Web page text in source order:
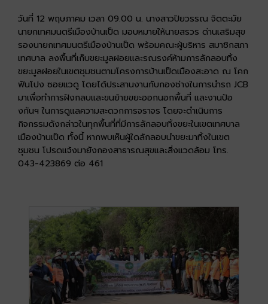
วันที่ 12 พฤษภาคม เวลา 09.00 น. นางสาวปิยวรรณ จิตตะมัย
นายกเทศมนตรีเมืองบ้านเป็ด มอบหมายให้นายสรวร ด่านเสริมสุข
รองนายกเทศมนตรีเมืองบ้านเป็ด พร้อมคณะผู้บริหาร สมาชิกสภา
เทศบาล ลงพื้นที่เก็บขยะมูลฝอยและรณรงค์ห้ามการลักลอบทิ้ง
ขยะมูลฝอยในเขตชุมชนตามโครงการบ้านเป็ดเมืองสะอาด ณ โคก
ฟันโปง ซอยแวดู โดยได้ประสานงานกับกองช่างในการนำรถ JCB
มาเพื่อทำการฝังกลบและขนย้ายขยะออกนอกพื้นที่ และงานป้อ
งกันฯ ในการดูแลความสะดวกการจราจร โดยจะดำเนินการ
กิจกรรมดังกล่าวในทุกพื้นที่ที่มีการลักลอบทิ้งขยะในเขตเทศบาล
เมืองบ้านเป็ด ทั้งนี้ หากพบเห็นผู้ใดลักลอบนำขยะมาทิ้งในเขต
ชุมชน โปรดแจ้งมายังกองสาธารณสุขและสิ่งแวดล้อม โทร.
043-423869 ต่อ 461